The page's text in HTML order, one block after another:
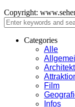
Copyright:
Close
Categories
Alle
Film
Infos